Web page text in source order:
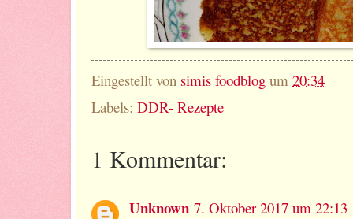
Eingestellt von simis foodblog um 20:34
Labels: DDR- Rezepte
1 Kommentar:
Unknown 7. Oktober 2017 um 22:13